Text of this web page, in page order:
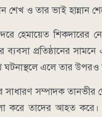
শেখ ও তার ভাই হান্নান
হেমায়েত শিকদারের
প্রতিষ্ঠানের
এলে তার উপরও
সম্পাদক
তাদের আহত করে।